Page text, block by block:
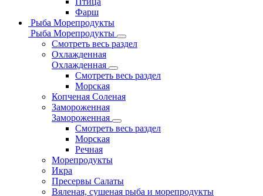
Фарш
Рыба Морепродукты
Рыба Морепродукты
Смотреть весь раздел
Охлажденная
Охлажденная
Смотреть весь раздел
Морская
Копченая Соленая
Замороженная
Замороженная
Смотреть весь раздел
Морская
Речная
Морепродукты
Икра
Пресервы Салаты
Вяленая, сушеная рыба и морепродукты